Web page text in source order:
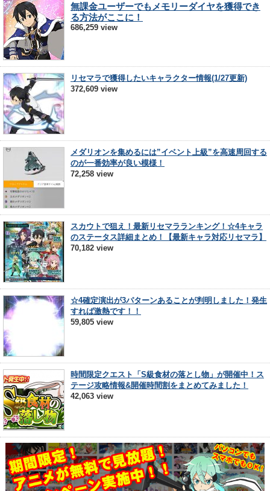
無課金ユーザーでもメモリーダイヤを獲得でき
る方法がここに！
686,259 view
リセマラで獲得したいキャラクター情報(1/27更新)
372,609 view
メダリオンを集めるには”イベント上級”を高速周回する
のが一番効率が良い模様！
72,258 view
スカウトで狙え！最新リセマラランキング！☆4キャラ
のステータス詳細まとめ！【最新キャラ対応リセマラ】
70,182 view
☆4確定演出が3パターンあることが判明しました！発生
すれば激熱です！！
59,805 view
時間限定クエスト「S級食材の落とし物」が開催中！ス
テージ攻略情報&開催時間割をまとめてみました！
42,063 view